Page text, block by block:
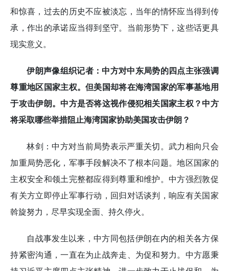
和惊喜，过去的历史不应被淡忘，当年的情怀应当得到传
承，作出的承诺应当得到坚守。当前形势下，这些话更具
现实意义。
伊朗声像组织记者：中方对中东局势的四点主张强调
尊重地区国家主权。但美国却将在海湾国家的军事基地用
于攻击伊朗。中方是否将这视作侵犯相关国家主权？中方
将采取哪些举措阻止海湾国家协助美国攻击伊朗？
林剑：中方对当前局势表示严重关切。武力相向只会
加重局势恶化，军事手段解决不了根本问题。地区国家的
主权安全和领土完整都应得到尊重和维护。中方强烈敦促
有关方立即停止军事行动，回归对话谈判，响应有关国家
斡旋努力，尽早实现全面、持久停火。
自战事发生以来，中方同包括伊朗在内的相关各方保
持紧密沟通，一直在为止战奔走、为促和努力。中方愿秉